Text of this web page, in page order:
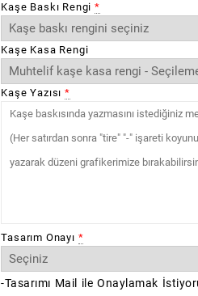
Kaşe Baskı Rengi *
Kaşe Kasa Rengi
Kaşe Yazısı *
Tasarım Onayı *
-Tasarımı Mail ile Onaylamak